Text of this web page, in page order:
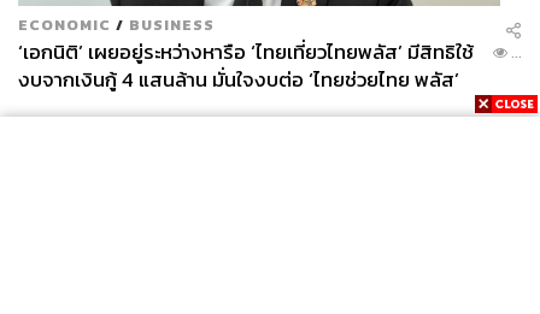
ECONOMIC / BUSINESS
‘เอกนิติ’ เผยอยู่ระหว่างหารือ ‘ไทยเที่ยวไทยพลัส’ มีสิทธิใช้
งบจากเงินกู้ 4 แสนล้าน มั่นใจงบต่อ ‘ไทยช่วยไทย พลัส’
เฟส 2 มีเพียงพอ
...